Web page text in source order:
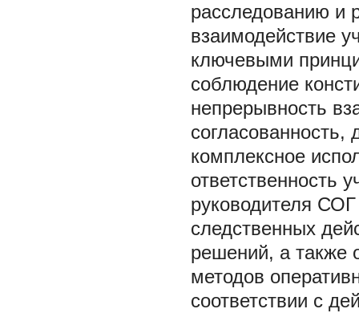
расследованию и
взаимодействие
ключевыми
соблюдение
непрерывность
согласованность,
комплексное
ответственность
руководителя
следственных
решений, а также
методов
соответствии с